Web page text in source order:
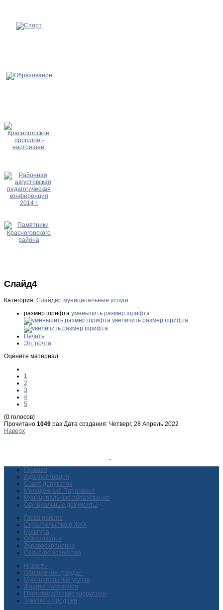
Слайд4
Категория: Слайдер муниципальные услуги
размер шрифта уменьшить размер шрифта
увеличить размер шрифта
Печать
Эл. почта
Оцените материал
1
2
3
4
5
(0 голосов)
Прочитано 1049 раз Дата создания: Четверг, 28 Апрель 2022
Наверх
Главная
Администрация
Совет депутатов
Молодежный Парламент
Муниципальные образования
Официальные документы
Глава района
Строительство и ЖКХ
Культура
Образование
Здравоохранение
Сельское хозяйство
Новости
Обращения граждан
Муниципальные услуги
Защита населения
Противодействие коррупции
Закупки и продажи